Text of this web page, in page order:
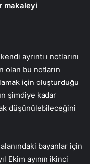
makaleyi
ayrıntılı notlarını
olan bu notların
için oluşturduğu
şimdiye kadar
düşünülebileceğini
bayanlar için
Ekim ayının ikinci